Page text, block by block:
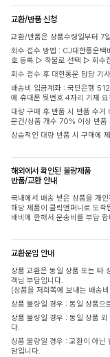
교환/반품 신청
교환/반품은 상품수령일부터 7
회수 접수 방법 : CJ대한통운
호 등록 ▷ 착불로 선택 ▷ 회수
회수 접수 후 대한통운 담당 기
배송비 입금계좌 : 국민은행
에 휴대폰 뒷번호 4자리 기재 요
대량 구매 후 반품 시 반품 수
문건/상품 개수 70% 이상 반품
상습적인 대량 반품 시 구매에
해외에서 확인된 불량제품
반품/교환 안내
국내에서 배송 받은 상품을 개
해당 제품이 클릭앤퍼니로 도
배비에 한해서 운송비를 부담
교환운임 안내
상품 교환은 동일 상품 또는 타
객님 부담입니다.
(상품을 저희쪽에 보내는 배
상품 불량일 경우 : 동일 상품으
상품 불량일 경우 : 동일 상품
다.
상품 불량일 경우 : 교환이 아
담입니다.